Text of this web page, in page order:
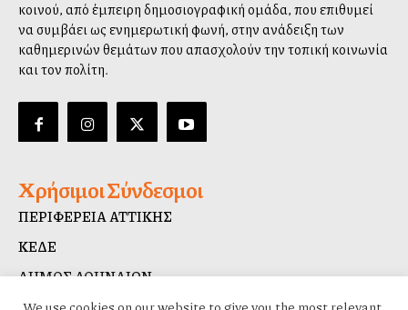
κοινού, από έμπειρη δημοσιογραφική ομάδα, που επιθυμεί
να συμβάλλει ως ενημερωτική φωνή, στην ανάδειξη των
καθημερινών θεμάτων που απασχολούν την τοπική κοινωνία
και τον πολίτη.
Χρήσιμοι Σύνδεσμοι
ΠΕΡΙΦΕΡΕΙΑ ΑΤΤΙΚΗΣ
ΚΕΔΕ
ΔΗΜΟΣ ΑΘΗΝΑΙΩΝ